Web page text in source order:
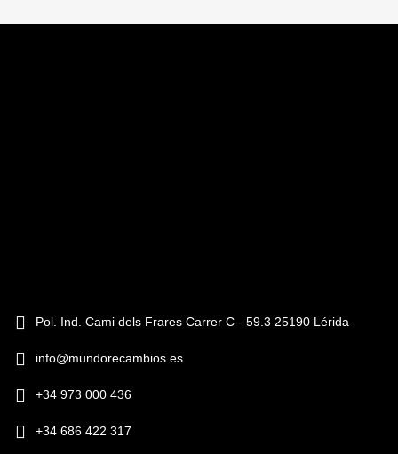
Pol. Ind. Cami dels Frares Carrer C - 59.3 25190 Lérida
info@mundorecambios.es
+34 973 000 436
+34 686 422 317